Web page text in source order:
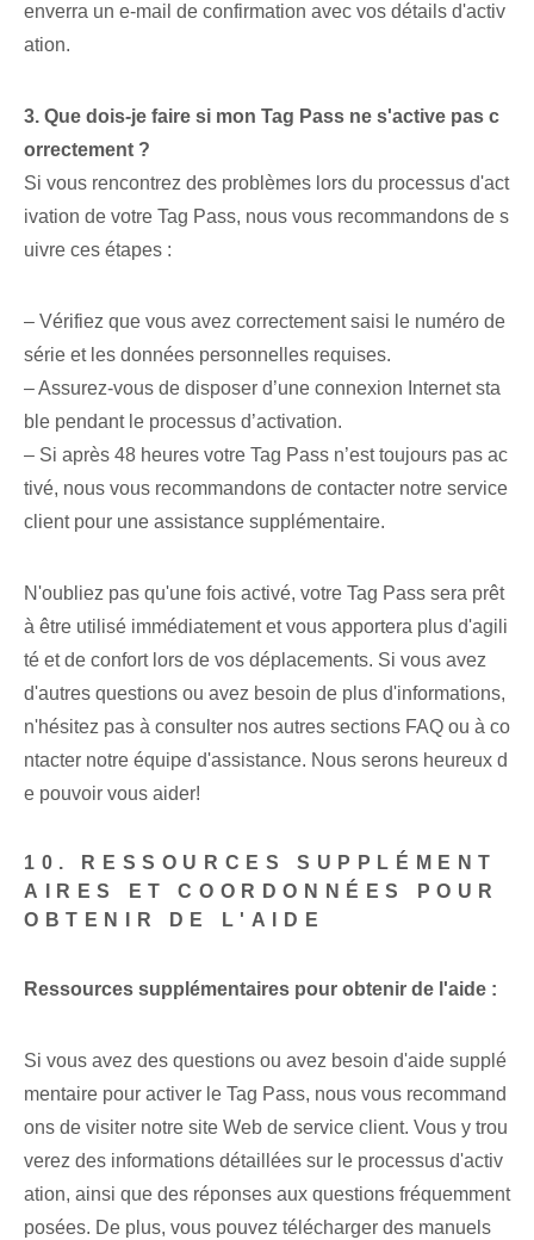
enverra un e-mail de confirmation avec vos détails d'activ
ation.
3. Que dois-je faire si mon Tag Pass ne s'active pas c
orrectement ?
Si vous rencontrez des problèmes lors du processus d'act
ivation de votre Tag Pass, nous vous recommandons de s
uivre ces étapes :
– Vérifiez que vous avez correctement saisi le numéro de
série et les données personnelles requises.
– Assurez-vous de disposer d’une connexion Internet sta
ble pendant le processus d’activation.
– Si après 48 heures votre Tag Pass n’est toujours pas ac
tivé, nous vous recommandons de contacter notre service
client pour une assistance supplémentaire.
N'oubliez pas qu'une fois activé, votre ‌Tag Pass sera prêt
à être utilisé immédiatement et vous apportera plus d'agili
té et de confort lors de vos déplacements. Si vous avez
d'autres questions ou avez besoin de plus d'informations,
n'hésitez pas à consulter nos autres sections FAQ ou à co
ntacter notre équipe d'assistance. Nous serons heureux d
e pouvoir vous aider!
10. RESSOURCES SUPPLÉMENT
AIRES ET COORDONNÉES POUR
OBTENIR DE L'AIDE
Ressources supplémentaires pour obtenir de l'aide :
Si vous avez des questions ou avez besoin d'aide supplé
mentaire pour activer le Tag Pass, nous vous recommand
ons de visiter notre site Web de service client. Vous y trou
verez des informations détaillées sur le processus d'activ
ation, ainsi que des réponses aux questions fréquemment
posées. De plus, vous pouvez télécharger des manuels